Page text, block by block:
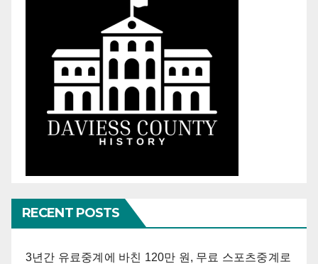
RECENT POSTS
3년간 유료중계에 바친 120만 원, 무료 스포츠중계로